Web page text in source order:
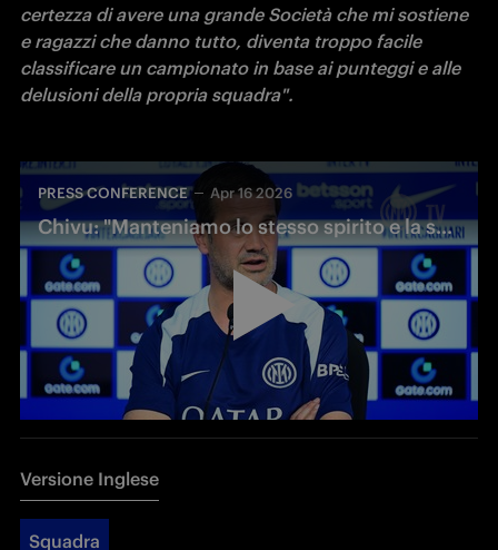
certezza di avere una grande Società che mi sostiene
e ragazzi che danno tutto, diventa troppo facile
classificare un campionato in base ai punteggi e alle
delusioni della propria squadra".
PRESS CONFERENCE Apr 16 2026
Chivu: "Manteniamo lo stesso spirito e la stessa ambizione"
Versione Inglese
Squadra